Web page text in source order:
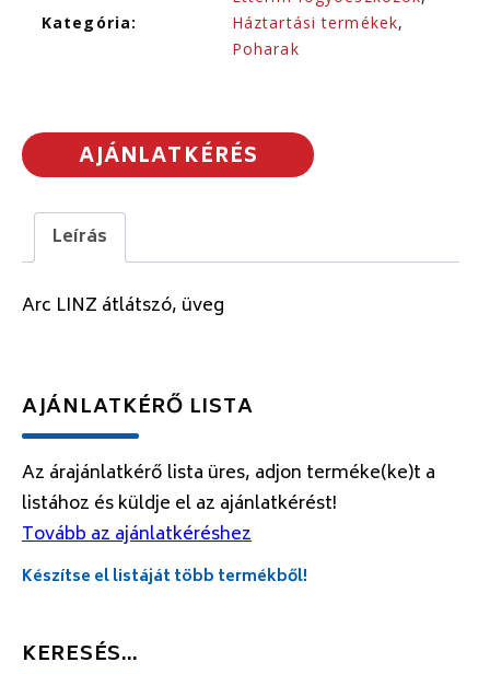
Kategória:
Háztartási termékek,
Poharak
AJÁNLATKÉRÉS
Leírás
Arc LINZ átlátszó, üveg
AJÁNLATKÉRŐ LISTA
Az árajánlatkérő lista üres, adjon terméke(ke)t a
listához és küldje el az ajánlatkérést!
Tovább az ajánlatkéréshez
Készítse el listáját több termékből!
KERESÉS…